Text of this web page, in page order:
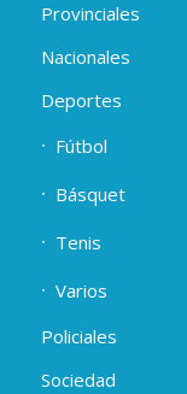
Provinciales
Nacionales
Deportes
Fútbol
Básquet
Tenis
Varios
Policiales
Sociedad